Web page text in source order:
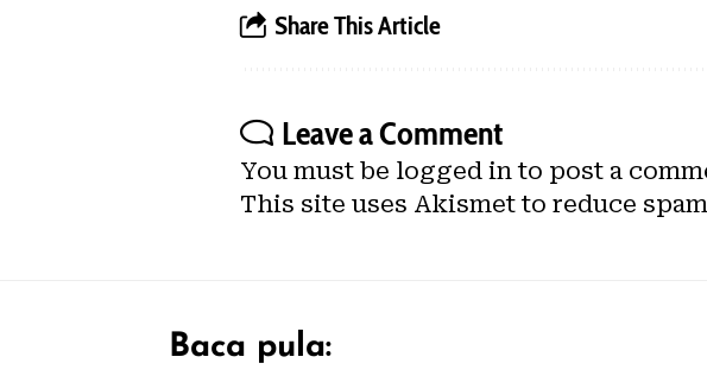
Share This Article
Leave a Comment
You must be logged in to post a
This site uses Akismet to reduce
Baca pula: